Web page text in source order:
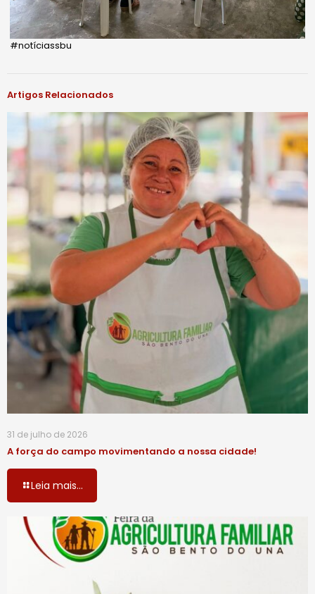
#notíciassbu
Artigos Relacionados
31 de julho de 2026
A força do campo movimentando a nossa cidade!
Leia mais...